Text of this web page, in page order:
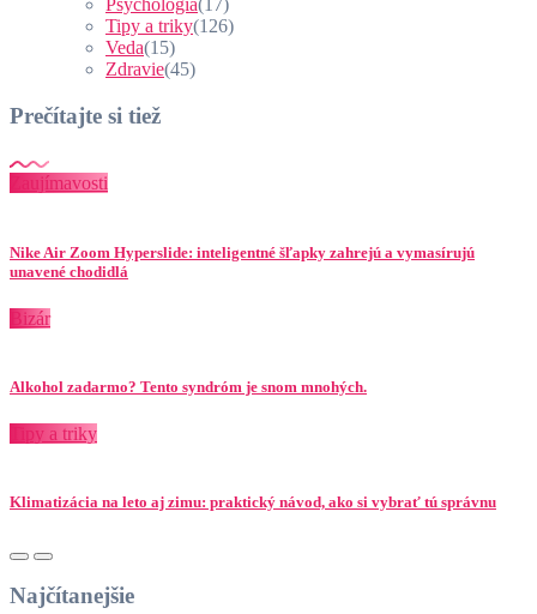
Psychológia(17)
Tipy a triky(126)
Veda(15)
Zdravie(45)
Prečítajte si tiež
Zaujímavosti
Nike Air Zoom Hyperslide: inteligentné šľapky zahrejú a vymasírujú
unavené chodidlá
Bizár
Alkohol zadarmo? Tento syndróm je snom mnohých.
Tipy a triky
Klimatizácia na leto aj zimu: praktický návod, ako si vybrať tú správnu
Najčítanejšie